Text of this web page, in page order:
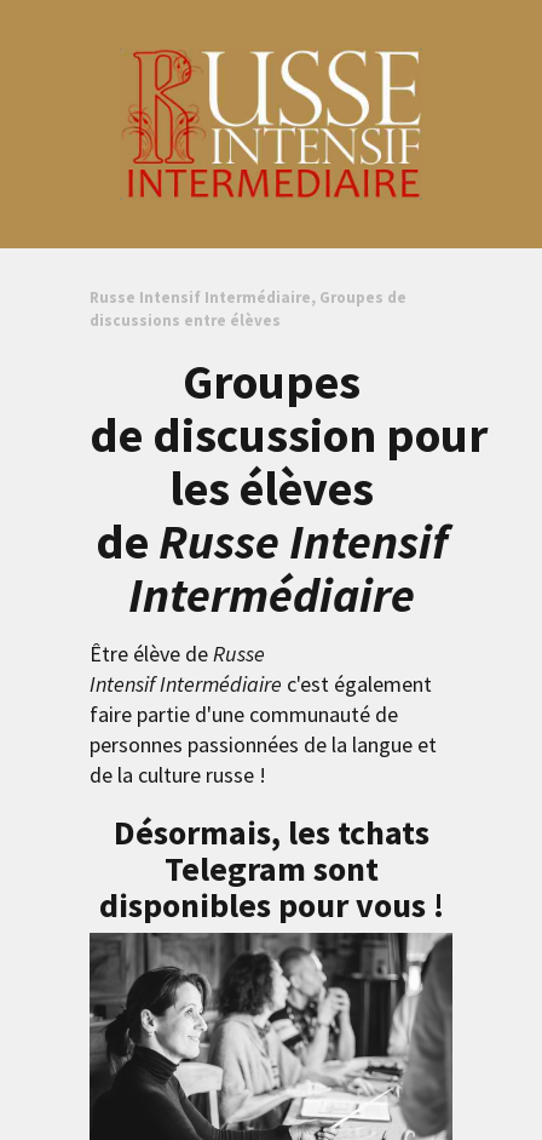
Russe Intensif Intermédiaire, Groupes de
discussions entre élèves
Groupes
de discussion pour
les élèves
de Russe Intensif
Intermédiaire
Être élève deRusse
Intensif Intermédiaire c'est également
faire partie d'une communauté de
personnes passionnées de la langue et
de la culture russe !
Désormais, les tchats
Telegram sont
disponibles pour vous !